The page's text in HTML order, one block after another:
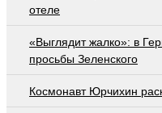
отеле
«Выглядит жалко»: в
просьбы Зеленского
Космонавт Юрчихин